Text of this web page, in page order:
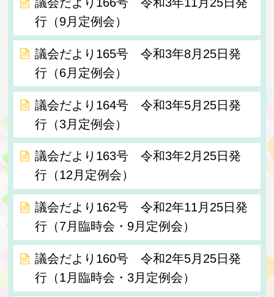
行（9月定例会）
議会だより165号 令和3年8月25日発
行（6月定例会）
議会だより164号 令和3年5月25日発
行（3月定例会）
議会だより163号 令和3年2月25日発
行（12月定例会）
議会だより162号 令和2年11月25日発
行（7月臨時会・9月定例会）
議会だより160号 令和2年5月25日発
行（1月臨時会・3月定例会）